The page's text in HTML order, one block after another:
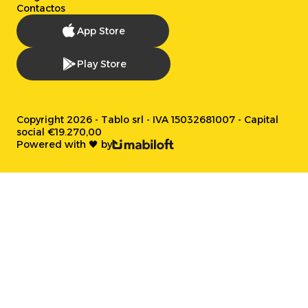
Contactos
App Store
Play Store
Copyright 2026 - Tablo srl - IVA 15032681007 - Capital
social €19.270,00
Powered with 🖤 by